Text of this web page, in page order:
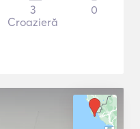
3
Croazieră
0